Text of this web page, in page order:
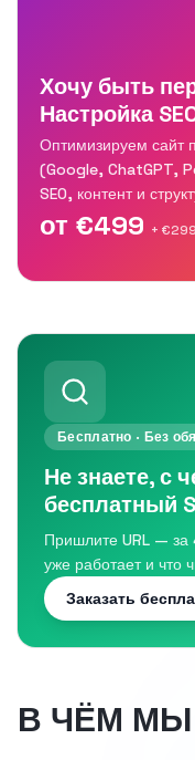
Хочу быть
Настройка
Оптимизируем сайт
(Google, ChatGPT,
SEO, контент и
от €499 +
Бесплатно · Без
Не знаете, с
бесплатный
Пришлите URL — за
уже работает и что
Заказать
В ЧЁМ